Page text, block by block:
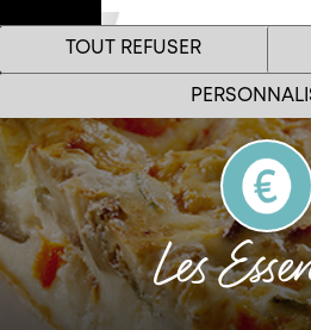
Espace
Pro
Les
Le site internet Marie
TOUT REFUSER